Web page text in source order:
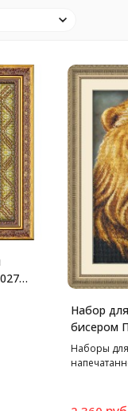
см
Набор
бисером
Лев,
Наборы